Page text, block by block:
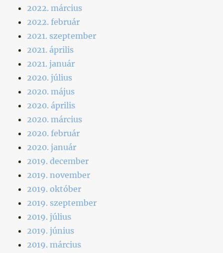
2022. március
2022. február
2021. szeptember
2021. április
2021. január
2020. július
2020. május
2020. április
2020. március
2020. február
2020. január
2019. december
2019. november
2019. október
2019. szeptember
2019. július
2019. június
2019. március